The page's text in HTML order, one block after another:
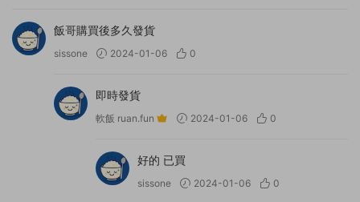
飯哥購買後多久發貨
sissone 2024-01-06 0
即時發貨
軟飯 ruan.fun 2024-01-06 0
好的 已買
sissone 2024-01-06 0